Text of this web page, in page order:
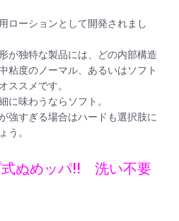
ローションとして開発されまし
が独特な製品には、どの内部構造
粘度のノーマル、あるいはソフト
ススメです。
に味わうならソフト。
強すぎる場合はハードも選択肢に
う。
式ぬめッパ!! 洗い不要